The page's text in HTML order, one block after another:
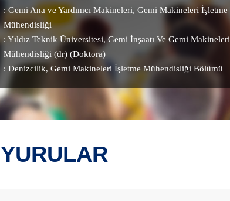
: Gemi Ana ve Yardımcı Makineleri, Gemi Makineleri İşletme
Mühendisliği
: Yıldız Teknik Üniversitesi, Gemi İnşaatı Ve Gemi Makineleri
Mühendisliği (dr) (Doktora)
: Denizcilik, Gemi Makineleri İşletme Mühendisliği Bölümü